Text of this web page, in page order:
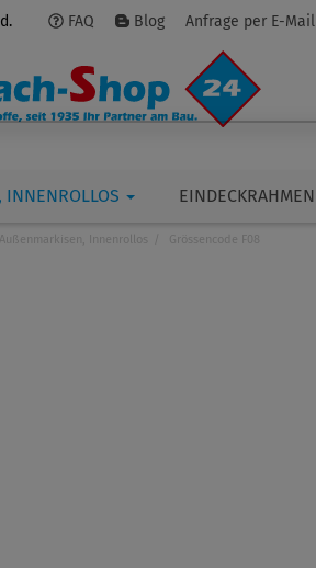
FAQ Blog Anfrage per E-Mail
INNENROLLOS EINDECKRAHMEN
Außenmarkisen, Innenrollos Grössencode F08